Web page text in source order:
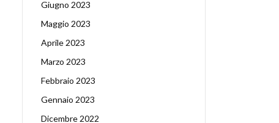
Giugno 2023
Maggio 2023
Aprile 2023
Marzo 2023
Febbraio 2023
Gennaio 2023
Dicembre 2022